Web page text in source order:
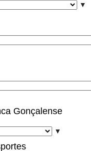
▼
Gonçalense
▼